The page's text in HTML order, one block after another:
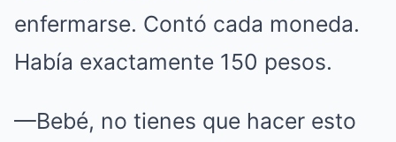
enfermarse. Contó cada moneda.
Había exactamente 150 pesos.
—Bebé, no tienes que hacer esto